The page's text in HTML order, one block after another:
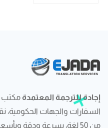
إجادة للترجمة المعتمدة مكتب
السفارات والجهات الحكومية،
من 50 لغة، بسرعة ودقة